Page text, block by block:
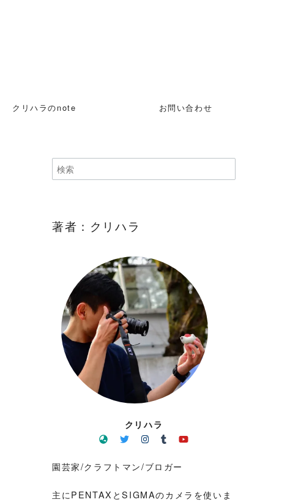
クリハラのnote お問い合わせ
著者：クリハラ
クリハラ
園芸家/クラフトマン/ブロガー
主にPENTAXとSIGMAのカメラを使いま